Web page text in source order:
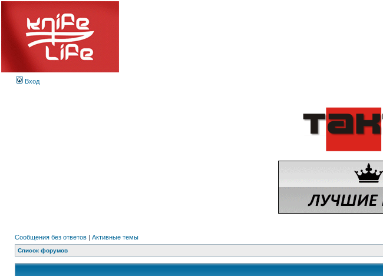
Вход
Сообщения без ответов | Активные темы
Список форумов